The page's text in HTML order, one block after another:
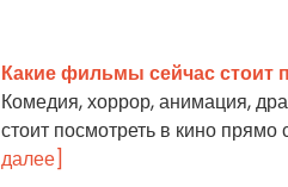
Какие фильмы сейчас стоит
Комедия, хоррор, анимация,
стоит посмотреть в кино
далее]